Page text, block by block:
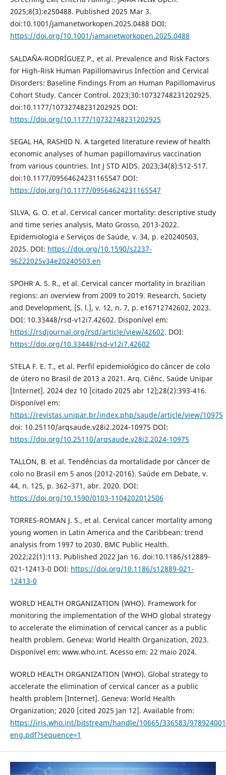
2025;8(3):e250488. Published 2025 Mar 3.
doi:10.1001/jamanetworkopen.2025.0488 DOI:
https://doi.org/10.1001/jamanetworkopen.2025.0488
SALDAÑA-RODRÍGUEZ P., et al. Prevalence and Risk Factors
for High-Risk Human Papillomavirus Infection and Cervical
Disorders: Baseline Findings From an Human Papillomavirus
Cohort Study. Cancer Control. 2023;30:10732748231202925.
doi:10.1177/10732748231202925 DOI:
https://doi.org/10.1177/10732748231202925
SEGAL HA, RASHID N. A targeted literature review of health
economic analyses of human papillomavirus vaccination
from various countries. Int J STD AIDS. 2023;34(8):512-517.
doi:10.1177/09564624231165547 DOI:
https://doi.org/10.1177/09564624231165547
SILVA, G. O. et al. Cervical cancer mortality: descriptive study
and time series analysis, Mato Grosso, 2013-2022.
Epidemiologia e Serviços de Saúde, v. 34, p. e20240503,
2025. DOI: https://doi.org/10.1590/s2237-
96222025v34e20240503.en
SPOHR A. S. R., et al. Cervical cancer mortality in brazilian
regions: an overview from 2009 to 2019. Research, Society
and Development, [S. l.], v. 12, n. 7, p. e16712742602, 2023.
DOI: 10.33448/rsd-v12i7.42602. Disponível em:
https://rsdjournal.org/rsd/article/view/42602. DOI:
https://doi.org/10.33448/rsd-v12i7.42602
STELA F. E. T., et al. Perfil epidemiológico do câncer de colo
de útero no Brasil de 2013 a 2021. Arq. Ciênc. Saúde Unipar
[Internet]. 2024 dez 10 [citado 2025 abr 12];28(2):393-416.
Disponível em:
https://revistas.unipar.br/index.php/saude/article/view/10975
doi: 10.25110/arqsaude.v28i2.2024-10975 DOI:
https://doi.org/10.25110/arqsaude.v28i2.2024-10975
TALLON, B. et al. Tendências da mortalidade por câncer de
colo no Brasil em 5 anos (2012-2016). Saúde em Debate, v.
44, n. 125, p. 362–371, abr. 2020. DOI:
https://doi.org/10.1590/0103-1104202012506
TORRES-ROMAN J. S., et al. Cervical cancer mortality among
young women in Latin America and the Caribbean: trend
analysis from 1997 to 2030. BMC Public Health.
2022;22(1):113. Published 2022 Jan 16. doi:10.1186/s12889-
021-12413-0 DOI: https://doi.org/10.1186/s12889-021-
12413-0
WORLD HEALTH ORGANIZATION (WHO). Framework for
monitoring the implementation of the WHO global strategy
to accelerate the elimination of cervical cancer as a public
health problem. Geneva: World Health Organization, 2023.
Disponível em: www.who.int. Acesso em: 22 maio 2024.
WORLD HEALTH ORGANIZATION (WHO). Global strategy to
accelerate the elimination of cervical cancer as a public
health problem [Internet]. Geneva: World Health
Organization; 2020 [cited 2025 Jan 12]. Available from:
https://iris.who.int/bitstream/handle/10665/336583/
eng.pdf?sequence=1